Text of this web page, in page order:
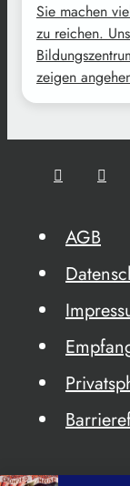
Sie machen
zu reichen.
zeigen
AGB